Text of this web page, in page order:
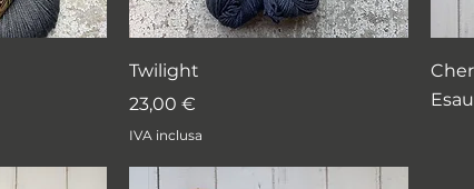
Twilight
Prezzo
23,00 €
IVA inclusa